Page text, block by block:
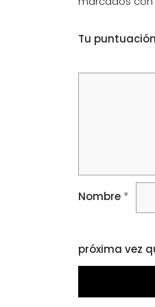
Tu
Nombre *
próxima vez